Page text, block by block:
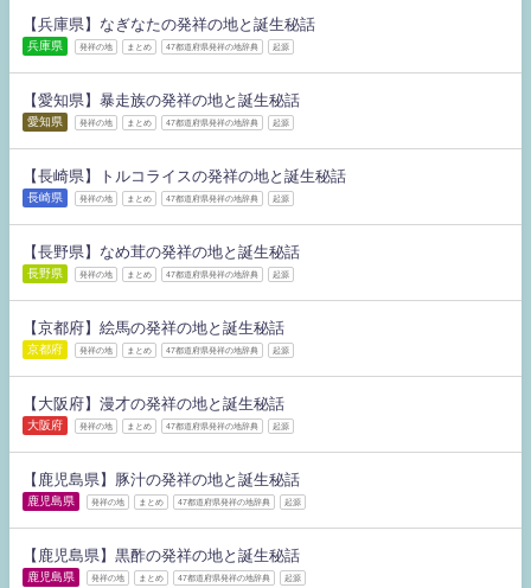
【兵庫県】なぎなたの発祥の地と誕生秘話
兵庫県 発祥の地 まとめ 47都道府県発祥の地辞典 起源
【愛知県】暴走族の発祥の地と誕生秘話
愛知県 発祥の地 まとめ 47都道府県発祥の地辞典 起源
【長崎県】トルコライスの発祥の地と誕生秘話
長崎県 発祥の地 まとめ 47都道府県発祥の地辞典 起源
【長野県】なめ茸の発祥の地と誕生秘話
長野県 発祥の地 まとめ 47都道府県発祥の地辞典 起源
【京都府】絵馬の発祥の地と誕生秘話
京都府 発祥の地 まとめ 47都道府県発祥の地辞典 起源
【大阪府】漫才の発祥の地と誕生秘話
大阪府 発祥の地 まとめ 47都道府県発祥の地辞典 起源
【鹿児島県】豚汁の発祥の地と誕生秘話
鹿児島県 発祥の地 まとめ 47都道府県発祥の地辞典 起源
【鹿児島県】黒酢の発祥の地と誕生秘話
鹿児島県 発祥の地 まとめ 47都道府県発祥の地辞典 起源